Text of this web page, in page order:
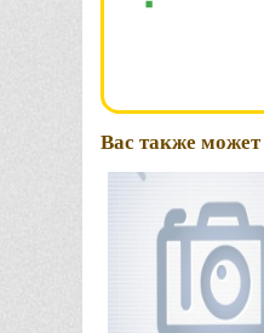
Вас также может